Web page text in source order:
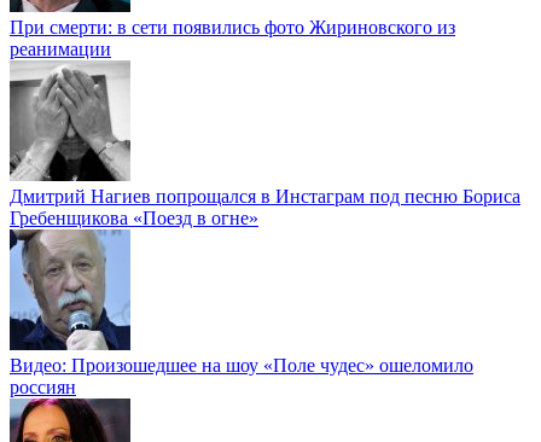
При смерти: в сети появились фото Жириновского из
реанимации
Дмитрий Нагиев попрощался в Инстаграм под песню Бориса
Гребенщикова «Поезд в огне»
Видео: Произошедшее на шоу «Поле чудес» ошеломило
россиян